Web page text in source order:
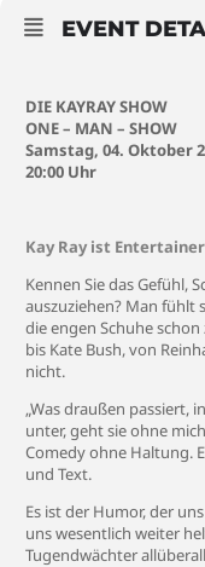
EVENT
DIE KAYRAY SHOW
ONE – MAN – SHOW
Samstag, 04. Oktober
20:00 Uhr
Kay Ray ist
Kennen Sie das Gefühl,
auszuziehen? Man fühlt
die engen Schuhe
bis Kate Bush, von
nicht.
„Was draußen passiert,
unter, geht sie ohne
Comedy ohne Haltung.
und Text.
Es ist der Humor, der
uns wesentlich weiter
Tugendwächter